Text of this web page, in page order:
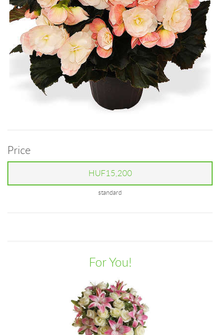
Price
HUF15,200
standard
For You!